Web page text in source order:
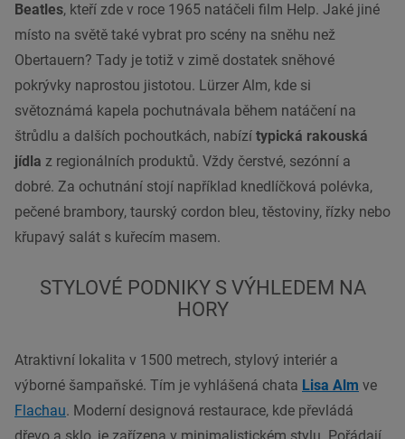
Beatles, kteří zde v roce 1965 natáčeli film Help. Jaké jiné
místo na světě také vybrat pro scény na sněhu než
Obertauern? Tady je totiž v zimě dostatek sněhové
pokrývky naprostou jistotou. Lürzer Alm, kde si
světoznámá kapela pochutnávala během natáčení na
štrůdlu a dalších pochoutkách, nabízí typická rakouská
jídla z regionálních produktů. Vždy čerstvé, sezónní a
dobré. Za ochutnání stojí například knedlíčková polévka,
pečené brambory, taurský cordon bleu, těstoviny, řízky nebo
křupavý salát s kuřecím masem.
STYLOVÉ PODNIKY S VÝHLEDEM NA
HORY
Atraktivní lokalita v 1500 metrech, stylový interiér a
výborné šampaňské. Tím je vyhlášená chata Lisa Alm ve
Flachau. Moderní designová restaurace, kde převládá